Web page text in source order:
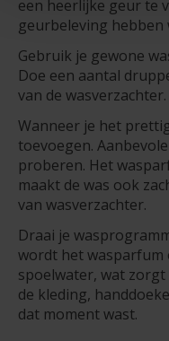
een heerlijke geur te
geurbeleving hebben
Gebruik je gewone
Doe een aantal
van de wasverzachter.
Wanneer je het
toevoegen.
proberen. Het
maakt de was ook
van wasverzachter.
Draai je
wordt het wasparfum
spoelwater, wat
de kleding,
dat moment wast.